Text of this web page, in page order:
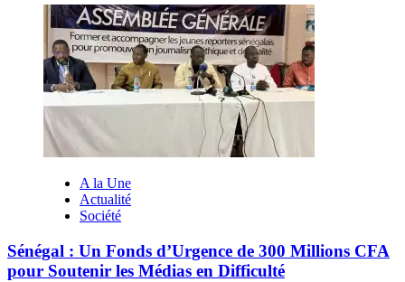
A la Une
Actualité
Société
Sénégal : Un Fonds d’Urgence de 300 Millions CFA
pour Soutenir les Médias en Difficulté